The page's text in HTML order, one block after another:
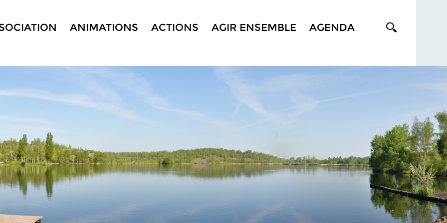
ANIMATIONS ACTIONS AGIR ENSEMBLE AGENDA